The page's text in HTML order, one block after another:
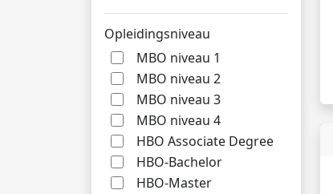
Opleidingsniveau
MBO niveau 1
MBO niveau 2
MBO niveau 3
MBO niveau 4
HBO Associate Degree
HBO-Bachelor
HBO-Master